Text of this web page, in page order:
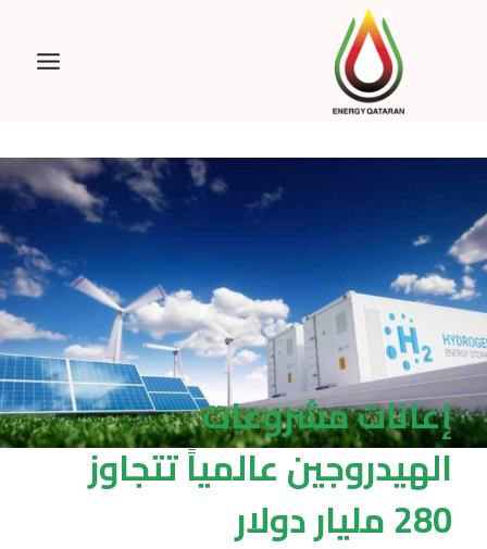
إعانات مشروعات
الهيدروجين عالمياً تتجاوز
280 مليار دولار